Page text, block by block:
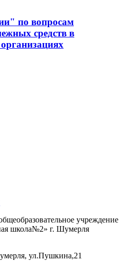
по вопросам
средств в
учреждение
школа№2» г. Шумерля
ул.Пушкина,21